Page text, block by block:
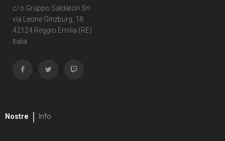
c/o Gruppo Saldatori Srl
via Leone Ginzburg, 18
42124 Reggio Emilia (RE)
Italia
Nostre Info